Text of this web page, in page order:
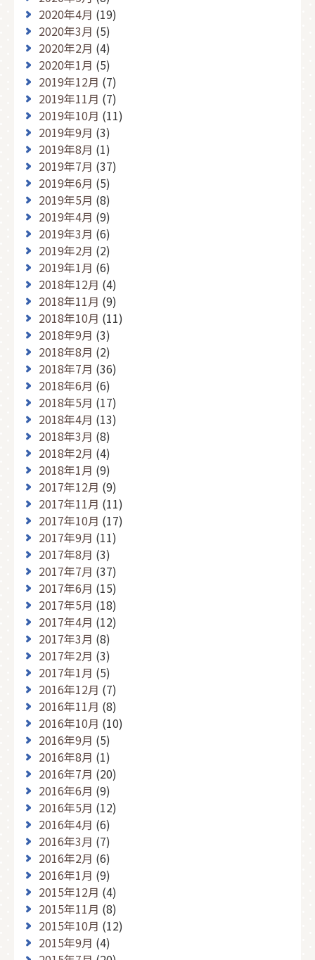
2020年4月 (19)
2020年3月 (5)
2020年2月 (4)
2020年1月 (5)
2019年12月 (7)
2019年11月 (7)
2019年10月 (11)
2019年9月 (3)
2019年8月 (1)
2019年7月 (37)
2019年6月 (5)
2019年5月 (8)
2019年4月 (9)
2019年3月 (6)
2019年2月 (2)
2019年1月 (6)
2018年12月 (4)
2018年11月 (9)
2018年10月 (11)
2018年9月 (3)
2018年8月 (2)
2018年7月 (36)
2018年6月 (6)
2018年5月 (17)
2018年4月 (13)
2018年3月 (8)
2018年2月 (4)
2018年1月 (9)
2017年12月 (9)
2017年11月 (11)
2017年10月 (17)
2017年9月 (11)
2017年8月 (3)
2017年7月 (37)
2017年6月 (15)
2017年5月 (18)
2017年4月 (12)
2017年3月 (8)
2017年2月 (3)
2017年1月 (5)
2016年12月 (7)
2016年11月 (8)
2016年10月 (10)
2016年9月 (5)
2016年8月 (1)
2016年7月 (20)
2016年6月 (9)
2016年5月 (12)
2016年4月 (6)
2016年3月 (7)
2016年2月 (6)
2016年1月 (9)
2015年12月 (4)
2015年11月 (8)
2015年10月 (12)
2015年9月 (4)